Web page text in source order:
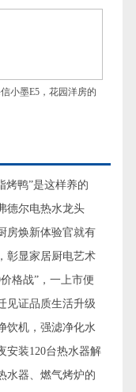
行业承压期写出一份
小墨E5，花园洋房的
烤鸭”是这样养的
尔电热水龙头
房焕新体验官就有
彰显家居厨电艺术
格战”，一上市便
见证品质生活升级
饮机，强滤净化水
安装120台热水器解
水器、燃气烤炉的